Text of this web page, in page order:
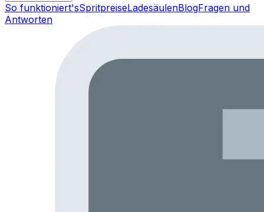
So funktioniert'sSpritpreiseLadesäulenBlogFragen und
Antworten